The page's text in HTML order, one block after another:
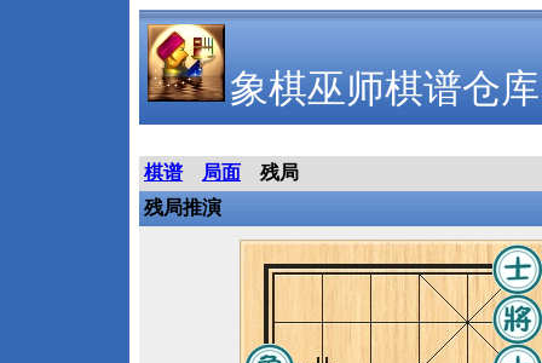
象棋巫师棋谱仓库
棋谱 局面
残局
残局推演